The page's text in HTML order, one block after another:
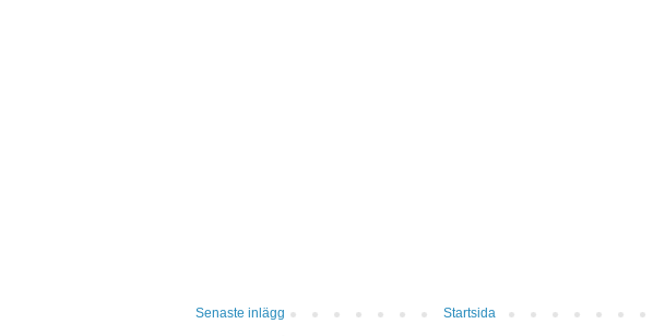
Senaste inlägg
Startsida